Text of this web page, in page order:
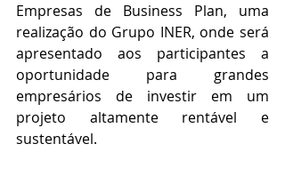
Empresas de Business Plan, uma
realização do Grupo INER, onde será
apresentado aos participantes a
oportunidade para grandes
empresários de investir em um
projeto altamente rentável e
sustentável.